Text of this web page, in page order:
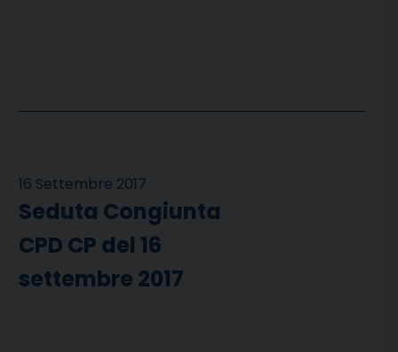
16 Settembre 2017
Seduta Congiunta
CPD CP del 16
settembre 2017